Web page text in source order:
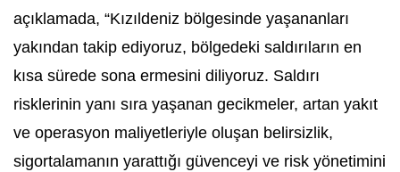
açıklamada, “Kızıldeniz bölgesinde yaşananları
yakından takip ediyoruz, bölgedeki saldırıların en
kısa sürede sona ermesini diliyoruz. Saldırı
risklerinin yanı sıra yaşanan gecikmeler, artan yakıt
ve operasyon maliyetleriyle oluşan belirsizlik,
sigortalamanın yarattığı güvenceyi ve risk yönetimini